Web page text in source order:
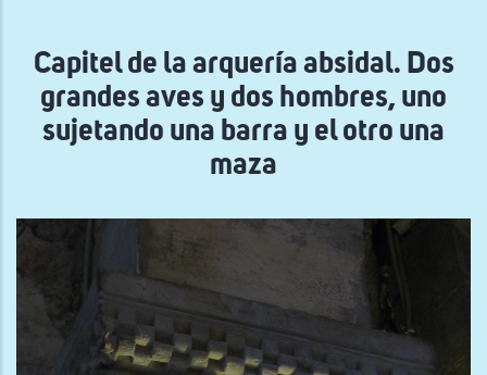
Capitel de la arquería absidal. Dos
grandes aves y dos hombres, uno
sujetando una barra y el otro una
maza